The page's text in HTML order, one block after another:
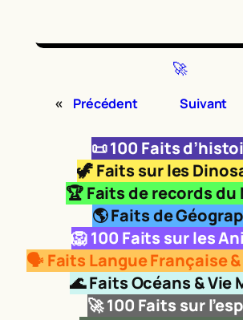
🚀
« Précédent Suivant
📜100 Faits
🦖Faits sur les
🏆 Faits de records du
🌎 Faits de
🦁100 Faits sur les
🗣️ Faits Langue Française
🌊 Faits Océans & Vie
🚀100 Faits sur